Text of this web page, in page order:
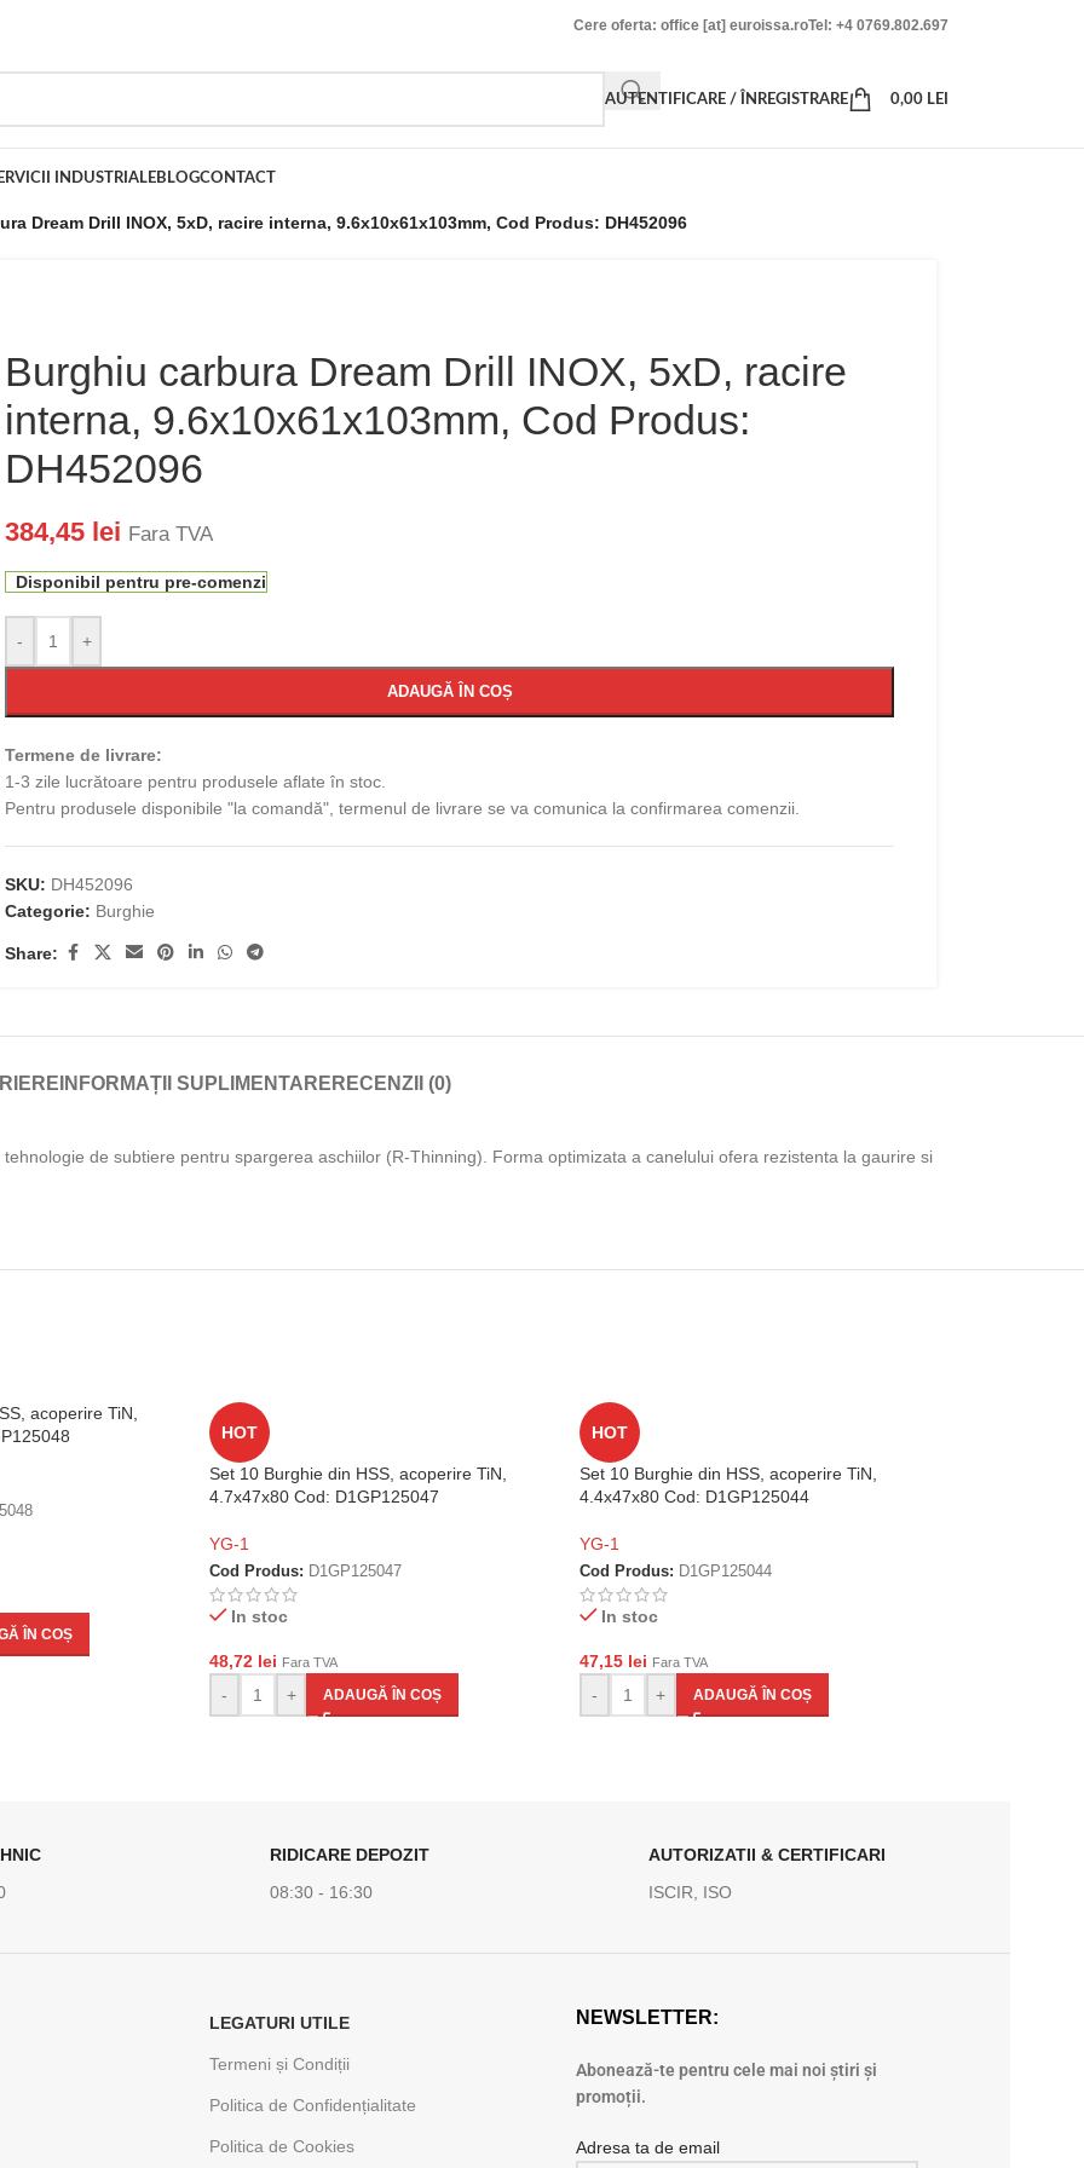
Cere oferta: office [at] euroissa.roTel: +4 0769.802.697
AUTENTIFICARE / ÎNREGISTRARE 0,00 LEI
INDUSTRIALEBLOGCONTACT
Dream Drill INOX, 5xD, racire interna, 9.6x10x61x103mm, Cod Produs: DH452096
Burghiu carbura Dream Drill INOX, 5xD, racire
interna, 9.6x10x61x103mm, Cod Produs:
DH452096
384,45 lei Fara TVA
Disponibil pentru pre-comenzi
- +
ADAUGĂ ÎN COȘ
Termene de livrare:
1-3 zile lucrătoare pentru produsele aflate în stoc.
Pentru produsele disponibile "la comandă", termenul de livrare se va comunica la confirmarea comenzii.
SKU: DH452096
Categorie: Burghie
Share:
INFORMAȚII SUPLIMENTARE RECENZII (0)
de subtiere pentru spargerea aschiilor (R-Thinning). Forma optimizata a canelului ofera rezistenta la gaurire si
acoperire TiN,
ÎN COȘ
HOT
Set 10 Burghie din HSS, acoperire TiN,
4.7x47x80 Cod: D1GP125047
YG-1
Cod Produs: D1GP125047
In stoc
48,72 lei Fara TVA
- + ADAUGĂ ÎN COȘ
HOT
Set 10 Burghie din HSS, acoperire TiN,
4.4x47x80 Cod: D1GP125044
YG-1
Cod Produs: D1GP125044
In stoc
47,15 lei Fara TVA
- + ADAUGĂ ÎN COȘ
RIDICARE DEPOZIT
08:30 - 16:30
AUTORIZATII & CERTIFICARI
ISCIR, ISO
LEGATURI UTILE
Termeni și Condiții
Politica de Confidențialitate
Politica de Cookies
NEWSLETTER:
Abonează-te pentru cele mai noi știri și
promoții.
Adresa ta de email